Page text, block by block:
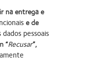
na entrega e
e de
pessoais
“Recusar”,